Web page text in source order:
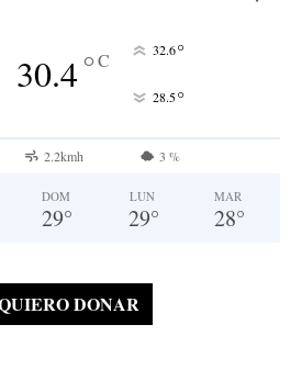
30.4°C 32.6°
28.5°
2.2kmh 3 %
DOM
29°
LUN
29°
MAR
28°
DONAR